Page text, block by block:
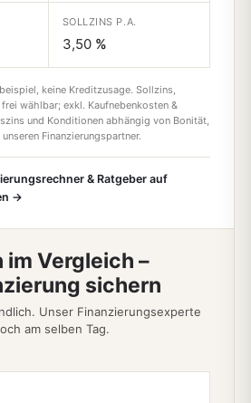
SOLLZINS P.A.
3,50%
keine Kreditzusage. Sollzins,
wählbar; exkl. Kaufnebenkosten &
und Konditionen abhängig von Bonität,
Finanzierungspartner.
& Ratgeber auf
→
im Vergleich –
sichern
Unser Finanzierungsexperte
am selben Tag.